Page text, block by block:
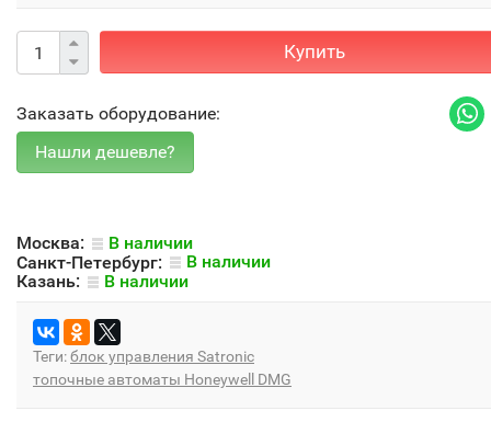
Купить
Заказать оборудование:
Москва:
В наличии
Санкт-Петербург:
В наличии
Казань:
В наличии
Теги:блок управления Satronic
топочные автоматы Honeywell DMG